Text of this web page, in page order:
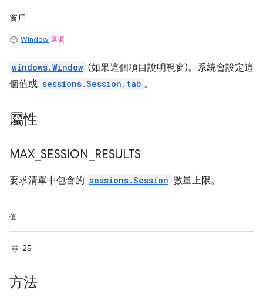
窗戶
Window 選填
windows.Window (如果這個項目說明視窗)。系統會設定這
個值或 sessions.Session.tab 。
屬性
MAX SESSION RESULTS
要求清單中包含的 sessions.Session 數量上限。
值
25
方法